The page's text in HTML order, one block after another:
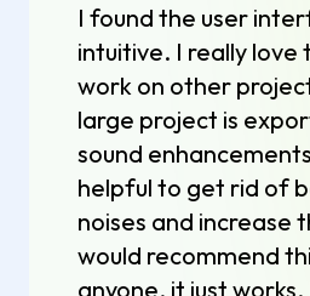
I found the user
intuitive. I really love
work on other
large project is
sound
helpful to get rid of
noises and increase
would recommend
anyone, it just